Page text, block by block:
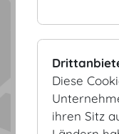
Diese
ihren Sitz